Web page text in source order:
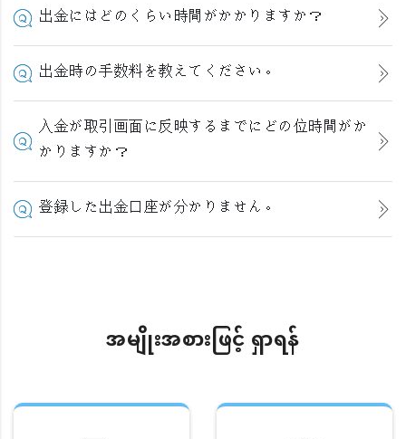
出金にはどのくらい時間がかかりますか？
出金時の手数料を教えてください。
入金が取引画面に反映するまでにどの位時間がか
かりますか？
登録した出金口座が分かりません。
အမျိုးအစားဖြင့် ရှာရန်